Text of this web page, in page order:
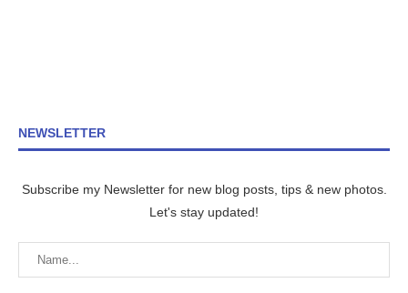
NEWSLETTER
Subscribe my Newsletter for new blog posts, tips & new photos.
Let's stay updated!